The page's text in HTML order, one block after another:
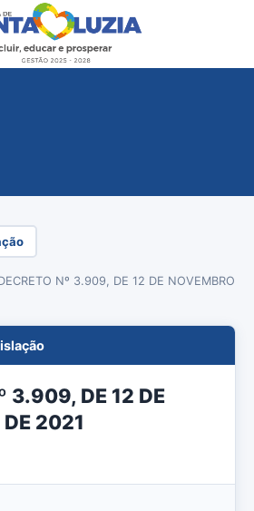
Nº 3.909, DE 12 DE NOVEMBRO
3.909, DE 12 DE
DE 2021